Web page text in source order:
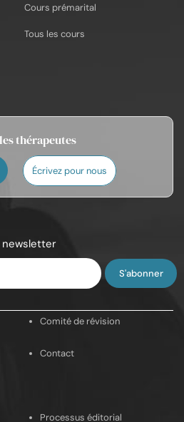
Cours prémarital
Tous les cours
thérapeutes
Écrivez pour nous
Comité de révision
Contact
Processus éditorial